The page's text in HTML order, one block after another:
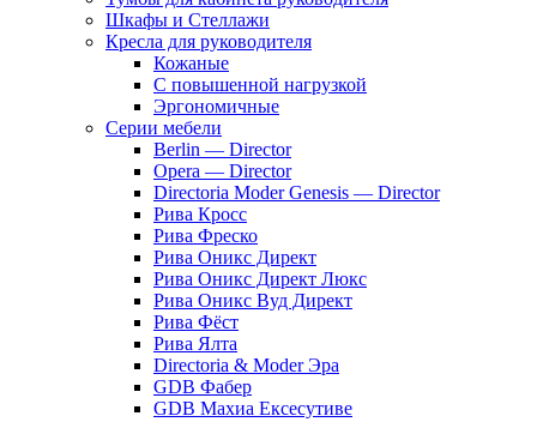
Шкафы и Стеллажи
Кресла для руководителя
Кожаные
С повышенной нагрузкой
Эргономичные
Серии мебели
Berlin — Director
Opera — Director
Directoria Moder Genesis — Director
Рива Кросс
Рива Фреско
Рива Оникс Директ
Рива Оникс Директ Люкс
Рива Оникс Вуд Директ
Рива Фёст
Рива Ялта
Directoria & Moder Эра
GDB Фабер
GDB Махиа Ексесутиве